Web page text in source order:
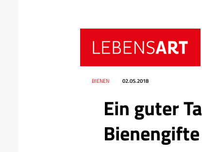
Ein guter
Bienengifte
Datum 02.05.2018
RessortBIENEN